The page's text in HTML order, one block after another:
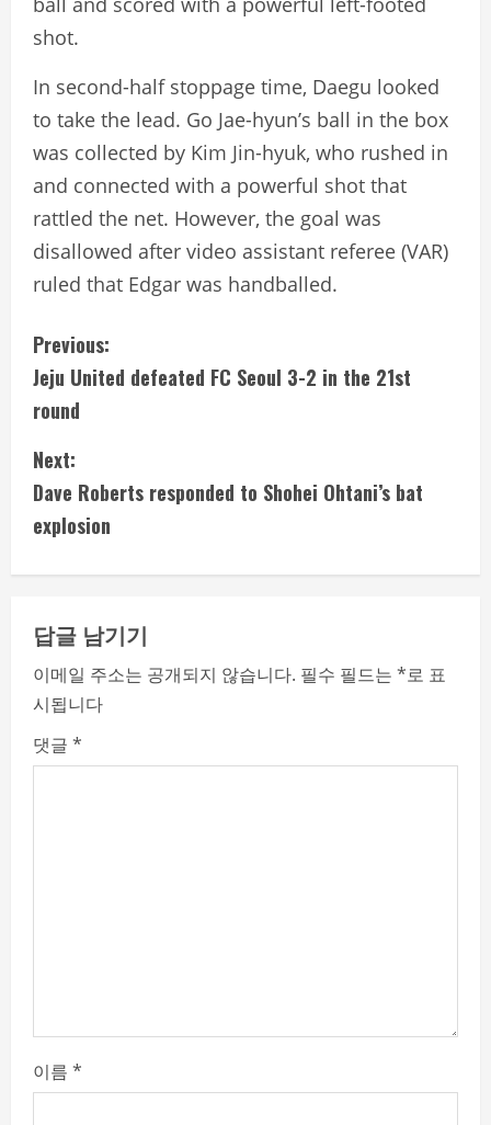
shot.
In second-half stoppage time, Daegu looked
to take the lead. Go Jae-hyun’s ball in the box
was collected by Kim Jin-hyuk, who rushed in
and connected with a powerful shot that
rattled the net. However, the goal was
disallowed after video assistant referee (VAR)
ruled that Edgar was handballed.
C
o
n
t
i
n
u
e
R
e
Previous:
Jeju United defeated FC Seoul 3-2 in the 21st
round
Next:
Dave Roberts responded to Shohei Ohtani’s bat
explosion
답글 남기기
이메일 주소는 공개되지 않습니다. 필수 필드는 *로 표
시됩니다
댓글 *
이름 *